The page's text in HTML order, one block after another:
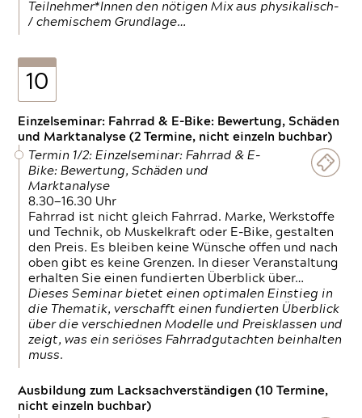
Teilnehmer*Innen den nötigen Mix aus physikalisch-
/ chemischem Grundlage…
10
Einzelseminar: Fahrrad & E-Bike: Bewertung, Schäden
und Marktanalyse (2 Termine, nicht einzeln buchbar)
Termin 1/2: Einzelseminar: Fahrrad & E-
Bike: Bewertung, Schäden und
Marktanalyse
8.30—16.30 Uhr
Fahrrad ist nicht gleich Fahrrad. Marke, Werkstoffe
und Technik, ob Muskelkraft oder E-Bike, gestalten
den Preis. Es bleiben keine Wünsche offen und nach
oben gibt es keine Grenzen. In dieser Veranstaltung
erhalten Sie einen fundierten Überblick über…
Dieses Seminar bietet einen optimalen Einstieg in
die Thematik, verschafft einen fundierten Überblick
über die verschiednen Modelle und Preisklassen und
zeigt, was ein seriöses Fahrradgutachten beinhalten
muss.
Ausbildung zum Lacksachverständigen (10 Termine,
nicht einzeln buchbar)